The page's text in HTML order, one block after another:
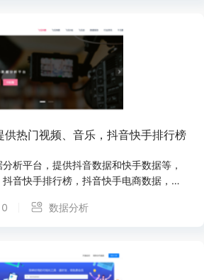
供热门视频、音乐，抖音快手排行榜
析平台，提供抖音数据和快手数据等，
音快手排行榜，抖音快手电商数据，视
数据分析